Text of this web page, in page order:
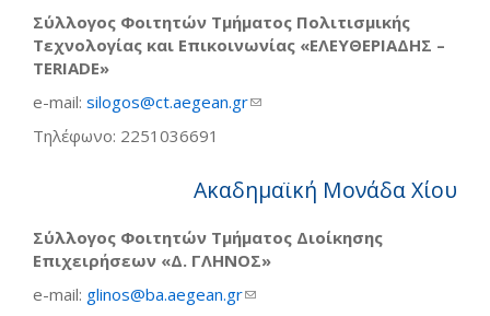
Σύλλογος Φοιτητών Τμήματος Πολιτισμικής
Τεχνολογίας και Επικοινωνίας «EΛΕΥΘΕΡΙΑΔΗΣ –
TERIADE»
e-mail: silogos@ct.aegean.gr(link sends e-mail)
Τηλέφωνο: 2251036691
Ακαδημαϊκή Μονάδα Χίου
Σύλλογος Φοιτητών Τμήματος Διοίκησης
Επιχειρήσεων «Δ. ΓΛΗΝΟΣ»
e-mail: glinos@ba.aegean.gr(link sends e-mail)